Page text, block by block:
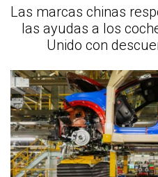
Las marcas chinas
las ayudas a los
Unido con